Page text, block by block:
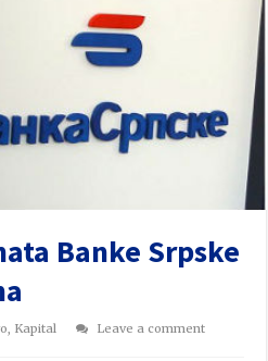
Banke Srpske
, Kapital
Leave a comment